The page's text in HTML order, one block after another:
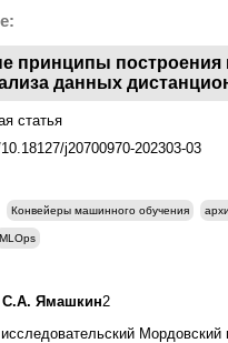
принципы
данных
статья
j20700970-202303-03
Конвейеры машинного обучения
MLOps
С.А. Ямашкин2